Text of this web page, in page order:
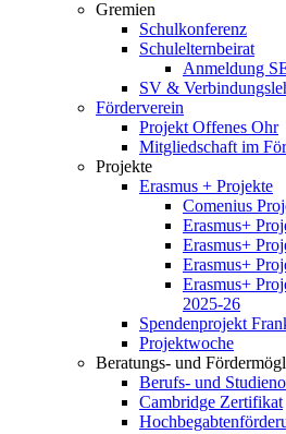
Gremien
Schulkonferenz
Schulelternbeirat
Anmeldung
SV &
Förderverein
Projekt Offenes Ohr
Mitgliedschaft im
Projekte
Erasmus + Projekte
Comenius
Erasmus+
Erasmus+
Erasmus+
Erasmus+
2025-26
Spendenprojekt
Projektwoche
Beratungs- und
Berufs- und
Cambridge Zertifikat